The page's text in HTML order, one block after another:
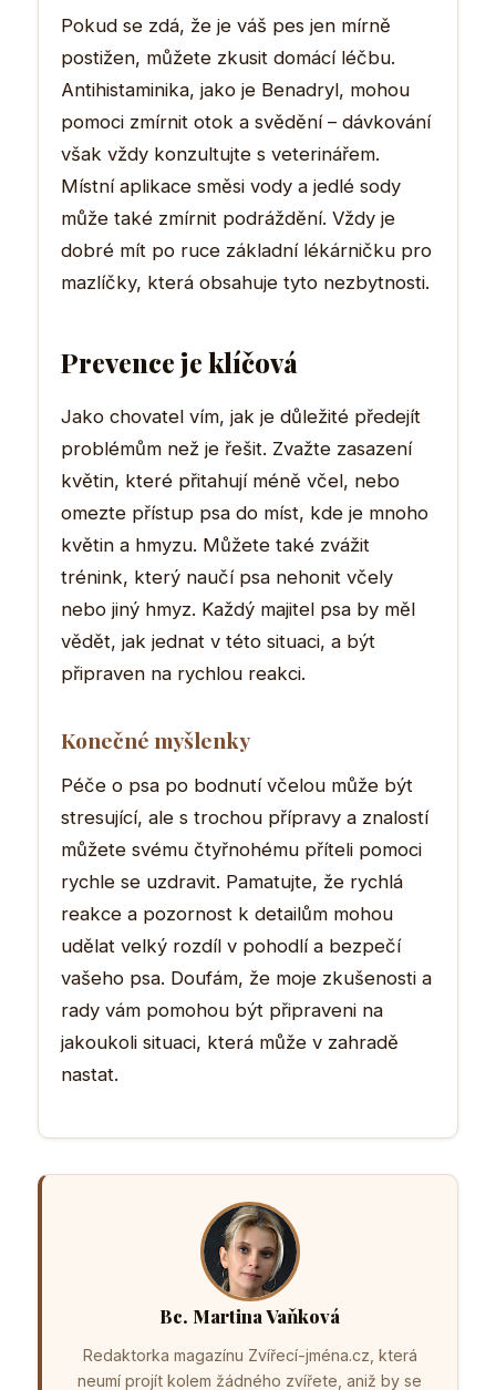
Pokud se zdá, že je váš pes jen mírně
postižen, můžete zkusit domácí léčbu.
Antihistaminika, jako je Benadryl, mohou
pomoci zmírnit otok a svědění – dávkování
však vždy konzultujte s veterinářem.
Místní aplikace směsi vody a jedlé sody
může také zmírnit podráždění. Vždy je
dobré mít po ruce základní lékárničku pro
mazlíčky, která obsahuje tyto nezbytnosti.
Prevence je klíčová
Jako chovatel vím, jak je důležité předejít
problémům než je řešit. Zvažte zasazení
květin, které přitahují méně včel, nebo
omezte přístup psa do míst, kde je mnoho
květin a hmyzu. Můžete také zvážit
trénink, který naučí psa nehonit včely
nebo jiný hmyz. Každý majitel psa by měl
vědět, jak jednat v této situaci, a být
připraven na rychlou reakci.
Konečné myšlenky
Péče o psa po bodnutí včelou může být
stresující, ale s trochou přípravy a znalostí
můžete svému čtyřnohému příteli pomoci
rychle se uzdravit. Pamatujte, že rychlá
reakce a pozornost k detailům mohou
udělat velký rozdíl v pohodlí a bezpečí
vašeho psa. Doufám, že moje zkušenosti a
rady vám pomohou být připraveni na
jakoukoli situaci, která může v zahradě
nastat.
Bc. Martina Vaňková
Redaktorka magazínu Zvířecí-jména.cz, která
neumí projít kolem žádného zvířete, aniž by se